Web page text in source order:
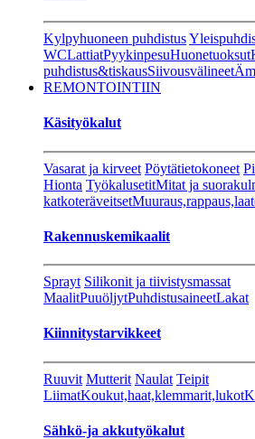
Kylpyhuoneen puhdistus
WCLattiatPyykinpesuHuonetuoksut
puhdistus&tiskausSiivousvälineet
REMONTOINTIIN
Käsityökalut
Vasarat ja kirveet Pöytätietokoneet
Hionta TyökalusetitMitat ja
katkoteräveitset
Rakennuskemikaalit
Sprayt Silikonit ja tiivistysmassat
MaalitPuuöljytPuhdistusaineetLakat
Kiinnitystarvikkeet
Ruuvit Mutterit Naulat Teipit
LiimatKoukut,haat,klemmarit,lukot
Sähkö-ja akkutyökalut